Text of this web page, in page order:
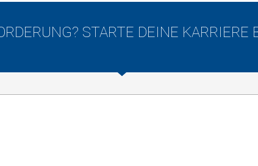
STARTE DEINE KARRIERE